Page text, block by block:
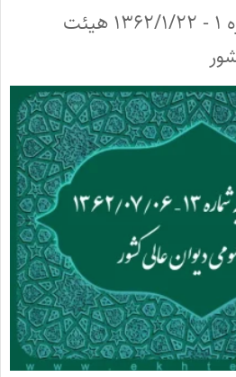
رأی وحدت رویه شماره ۱ - ۱۳۶۲/۱/۲۲ هیئت